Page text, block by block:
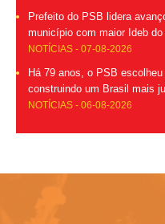
Prefeito do PSB lidera
município com maior Ideb do
NOTÍCIAS - 07-08-2026
Há 79 anos, o PSB
construindo um Brasil mais
NOTÍCIAS - 06-08-2026